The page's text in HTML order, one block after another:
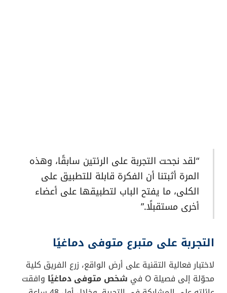
“لقد نجحت التجربة على الرئتين سابقًا، وهذه
المرة أثبتنا أن الفكرة قابلة للتطبيق على
الكلى، ما يفتح الباب لتطبيقها على أعضاء
أخرى مستقبلًا.”
التجربة على متبرع متوفى دماغيًا
لاختبار فعالية التقنية على أرض الواقع، زرع الفريق كلية
محوّلة إلى فصيلة O في
شخص متوفى دماغيًا وافقت